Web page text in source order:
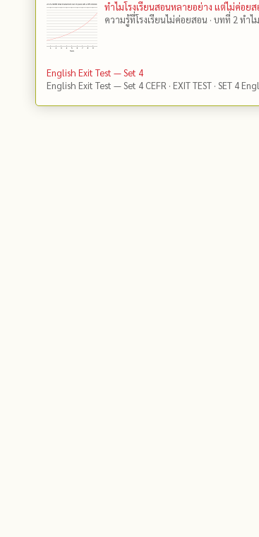
ทำไมโรงเรียนสอนหลายอย่าง แต่ไม่ค่อยส
ความรู้ที่โรงเรียนไม่ค่อยสอน · บทที่ 2 ทำไ
English Exit Test — Set 4
English Exit Test — Set 4 CEFR · EXIT TEST · SET 4